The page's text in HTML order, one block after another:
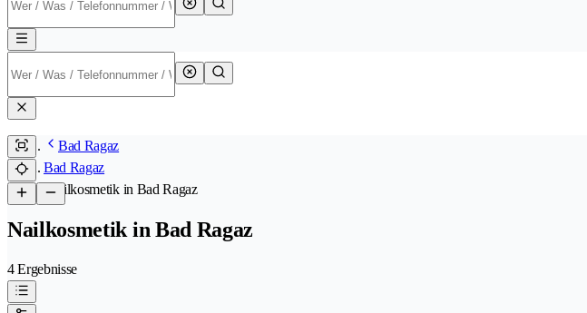
Bad Ragaz
Bad Ragaz
/Nailkosmetik in Bad Ragaz
Nailkosmetik in Bad Ragaz
4 Ergebnisse